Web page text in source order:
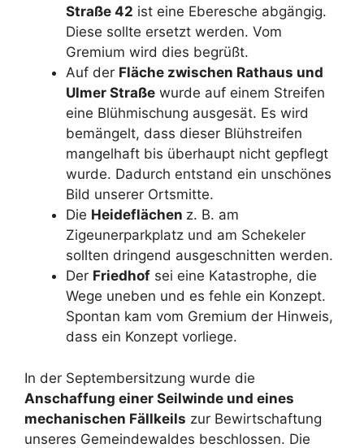
Straße 42 ist eine Eberesche abgängig.
Diese sollte ersetzt werden. Vom
Gremium wird dies begrüßt.
Auf der Fläche zwischen Rathaus und
Ulmer Straße wurde auf einem Streifen
eine Blühmischung ausgesät. Es wird
bemängelt, dass dieser Blühstreifen
mangelhaft bis überhaupt nicht gepflegt
wurde. Dadurch entstand ein unschönes
Bild unserer Ortsmitte.
Die Heideflächen z. B. am
Zigeunerparkplatz und am Schekeler
sollten dringend ausgeschnitten werden.
Der Friedhof sei eine Katastrophe, die
Wege uneben und es fehle ein Konzept.
Spontan kam vom Gremium der Hinweis,
dass ein Konzept vorliege.
In der Septembersitzung wurde die
Anschaffung einer Seilwinde und eines
mechanischen Fällkeils zur Bewirtschaftung
unseres Gemeindewaldes beschlossen. Die